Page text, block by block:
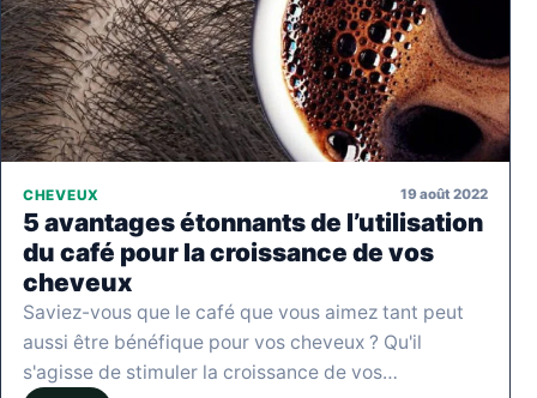
CHEVEUX 19 août 2022
5 avantages étonnants de l’utilisation
du café pour la croissance de vos
cheveux
Saviez-vous que le café que vous aimez tant peut
aussi être bénéfique pour vos cheveux ? Qu'il
s'agisse de stimuler la croissance de vos…